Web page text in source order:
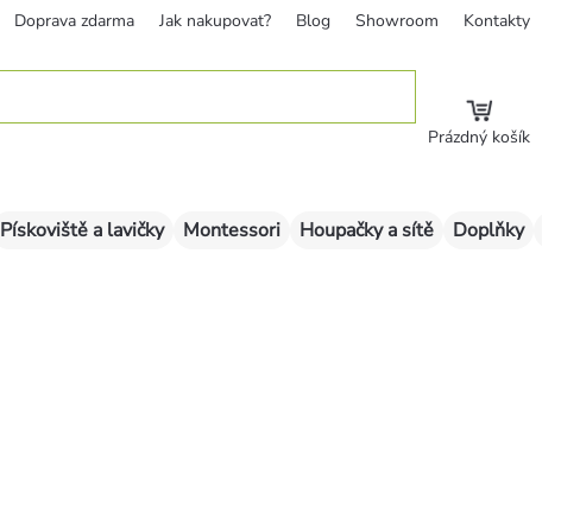
Doprava zdarma Jak nakupovat? Blog Showroom Kontakty
Prázdný košík
Pískoviště a lavičky Montessori Houpačky a sítě Doplňky